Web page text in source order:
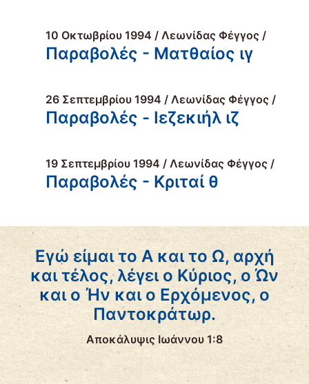
10 Οκτωβρίου 1994 / Λεωνίδας Φέγγος /
Παραβολές - Ματθαίος ιγ
26 Σεπτεμβρίου 1994 / Λεωνίδας Φέγγος /
Παραβολές - Ιεζεκιήλ ιζ
19 Σεπτεμβρίου 1994 / Λεωνίδας Φέγγος /
Παραβολές - Κριταί θ
Εγώ είμαι το Α και το Ω, αρχή
και τέλος, λέγει ο Κύριος, ο Ών
και ο Ήν και ο Ερχόμενος, ο
Παντοκράτωρ.
Αποκάλυψις Ιωάννου 1:8